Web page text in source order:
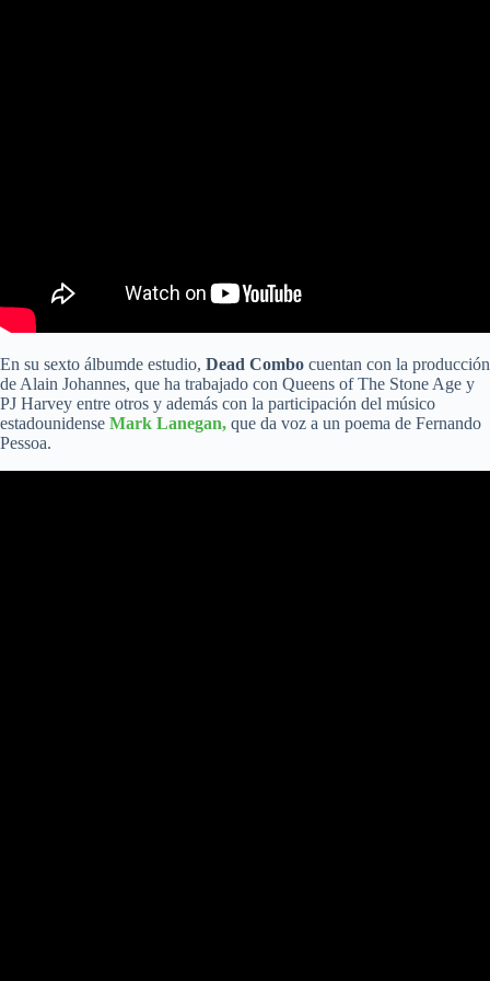
En su sexto álbumde estudio, Dead Combo cuentan con la producción
de Alain Johannes, que ha trabajado con Queens of The Stone Age y
PJ Harvey entre otros y además con la participación del músico
estadounidense Mark Lanegan, que da voz a un poema de Fernando
Pessoa.